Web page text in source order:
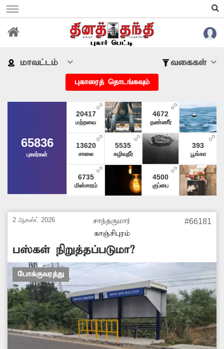
மாவட்டம் வகைகள்
புகாரைத் தொடங்கவும்
65836
புகார்கள்
20417
மற்றவை
13620
சாலை
6735
மின்சாரம்
5535
கழிவுநீர்
4672
தண்ணீர்
4500
குப்பை
393
பூங்கா
2 ஆகஸ்ட் 2026
சாந்தகுமார்
காஞ்சிபுரம்
#66181
பஸ்கள் நிறுத்தப்படுமா?
போக்குவரத்து